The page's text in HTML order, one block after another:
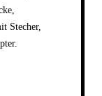
Stecher,